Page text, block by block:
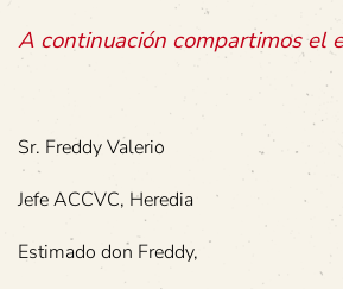
A continuación compartimos el
Sr. Freddy Valerio
Jefe ACCVC, Heredia
Estimado don Freddy,